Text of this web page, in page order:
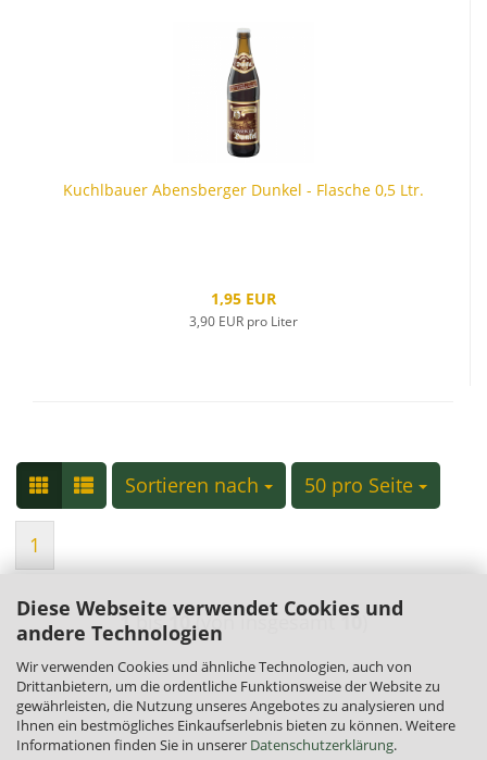
Diese Webseite verwendet Cookies und
andere Technologien
Wir verwenden Cookies und ähnliche Technologien, auch von
Drittanbietern, um die ordentliche Funktionsweise der Website zu
gewährleisten, die Nutzung unseres Angebotes zu analysieren und
Ihnen ein bestmögliches Einkaufserlebnis bieten zu können. Weitere
Informationen finden Sie in unserer Datenschutzerklärung.
Kuchlbauer Abensberger Dunkel - Flasche 0,5 Ltr.
1,95 EUR
3,90 EUR pro Liter
Sortieren nach
Sortieren nach 50 pro Seite
pro Seite
1
1bis 10(von insgesamt10 )